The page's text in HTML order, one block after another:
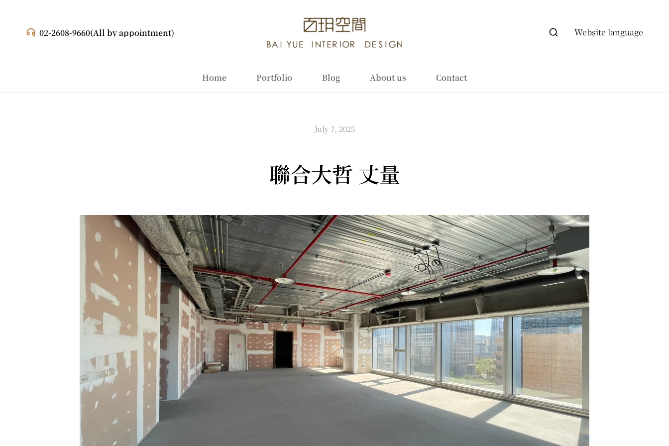
02-2608-9660(All by appointment) Website language
Home Portfolio Blog About us Contact
July 7, 2025
聯合大哲 丈量